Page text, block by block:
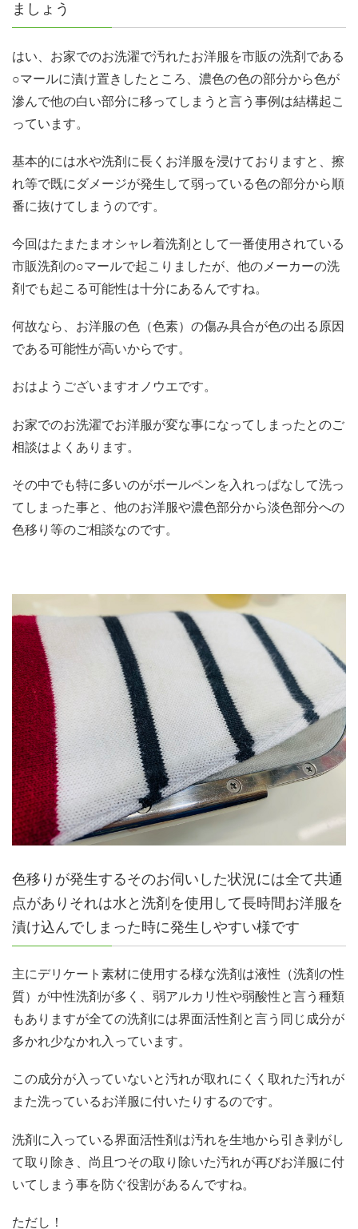
ましょう
はい、お家でのお洗濯で汚れたお洋服を市販の洗剤である
○マールに漬け置きしたところ、濃色の色の部分から色が
滲んで他の白い部分に移ってしまうと言う事例は結構起こ
っています。
基本的には水や洗剤に長くお洋服を浸けておりますと、擦
れ等で既にダメージが発生して弱っている色の部分から順
番に抜けてしまうのです。
今回はたまたまオシャレ着洗剤として一番使用されている
市販洗剤の○マールで起こりましたが、他のメーカーの洗
剤でも起こる可能性は十分にあるんですね。
何故なら、お洋服の色（色素）の傷み具合が色の出る原因
である可能性が高いからです。
おはようございますオノウエです。
お家でのお洗濯でお洋服が変な事になってしまったとのご
相談はよくあります。
その中でも特に多いのがボールペンを入れっぱなして洗っ
てしまった事と、他のお洋服や濃色部分から淡色部分への
色移り等のご相談なのです。
色移りが発生するそのお伺いした状況には全て共通
点がありそれは水と洗剤を使用して長時間お洋服を
漬け込んでしまった時に発生しやすい様です
主にデリケート素材に使用する様な洗剤は液性（洗剤の性
質）が中性洗剤が多く、弱アルカリ性や弱酸性と言う種類
もありますが全ての洗剤には界面活性剤と言う同じ成分が
多かれ少なかれ入っています。
この成分が入っていないと汚れが取れにくく取れた汚れが
また洗っているお洋服に付いたりするのです。
洗剤に入っている界面活性剤は汚れを生地から引き剥がし
て取り除き、尚且つその取り除いた汚れが再びお洋服に付
いてしまう事を防ぐ役割があるんですね。
ただし！